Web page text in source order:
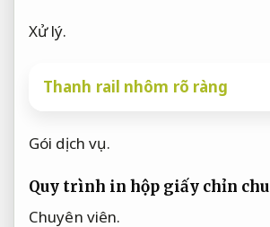
Xử lý.
Thanh rail nhôm rõ ràng
Gói dịch vụ.
Quy trình in hộp giấy chỉn chu
Chuyên viên.